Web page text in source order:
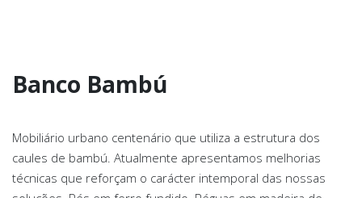
Banco Bambú
Mobiliário urbano centenário que utiliza a estrutura dos
caules de bambú. Atualmente apresentamos melhorias
técnicas que reforçam o carácter intemporal das nossas